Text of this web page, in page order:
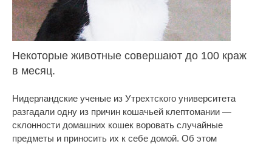
Некоторые животные совершают до 100 краж
в месяц.
Нидерландские ученые из Утрехтского университета
разгадали одну из причин кошачьей клептомании —
склонности домашних кошек воровать случайные
предметы и приносить их к себе домой. Об этом